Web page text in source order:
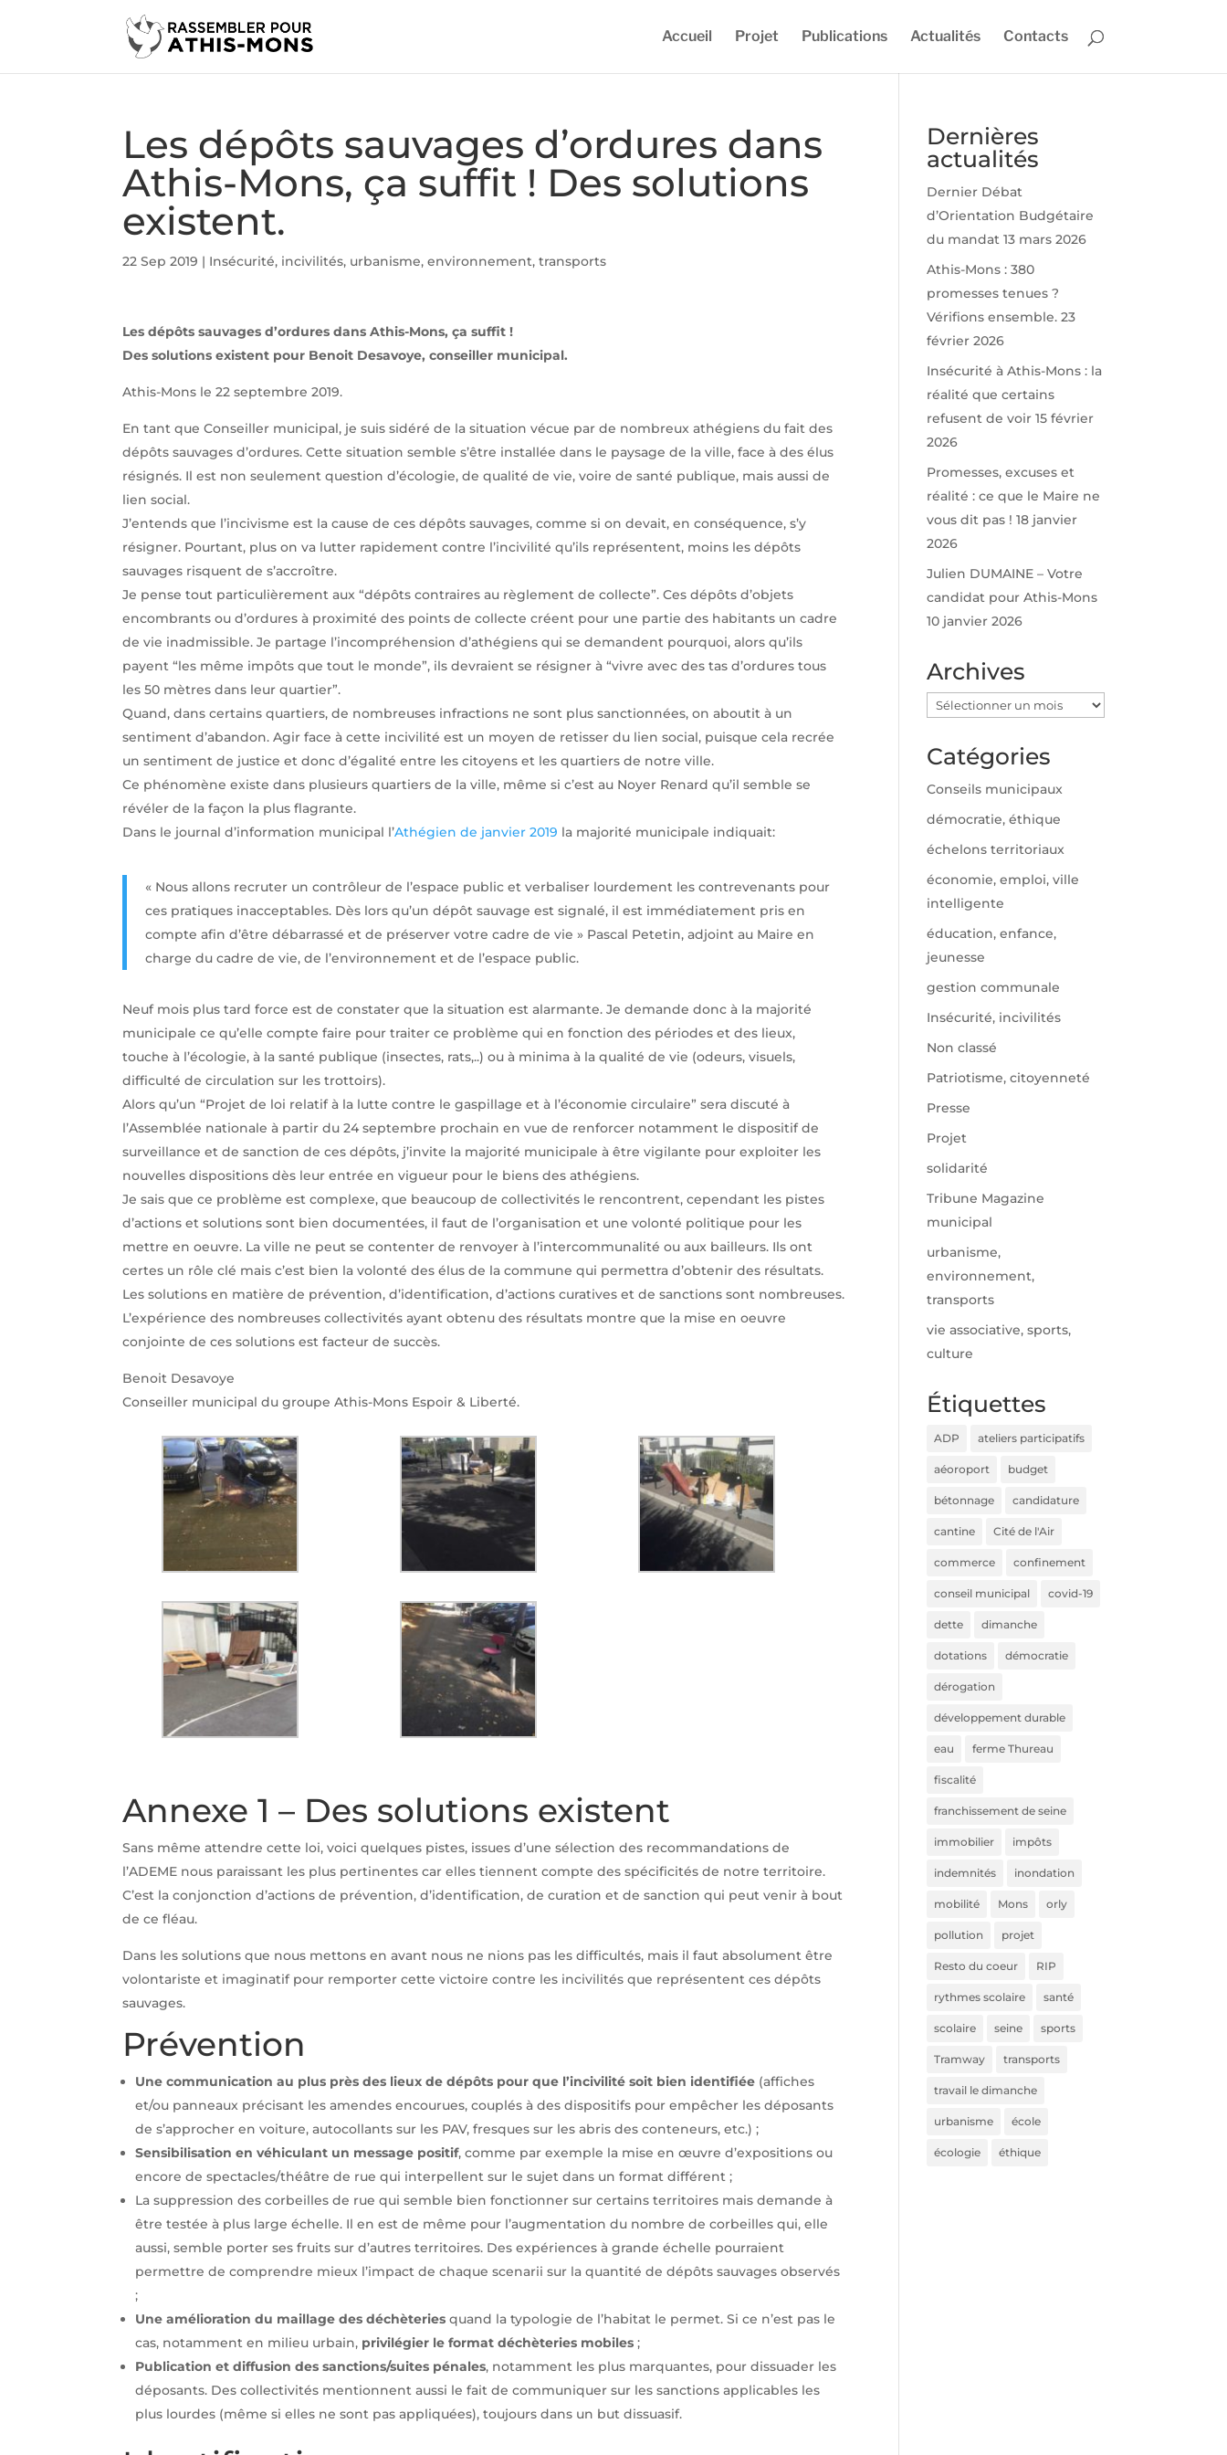
Accueil Projet Publications Actualités Contacts
Les dépôts sauvages d’ordures dans
Athis-Mons, ça suffit ! Des solutions
existent.
22 Sep 2019 | Insécurité, incivilités, urbanisme, environnement, transports
Les dépôts sauvages d’ordures dans Athis-Mons, ça suffit !
Des solutions existent pour Benoit Desavoye, conseiller municipal.
Athis-Mons le 22 septembre 2019.
En tant que Conseiller municipal, je suis sidéré de la situation vécue par de nombreux athégiens du fait des
dépôts sauvages d’ordures. Cette situation semble s’être installée dans le paysage de la ville, face à des élus
résignés. Il est non seulement question d’écologie, de qualité de vie, voire de santé publique, mais aussi de
lien social.
J’entends que l’incivisme est la cause de ces dépôts sauvages, comme si on devait, en conséquence, s’y
résigner. Pourtant, plus on va lutter rapidement contre l’incivilité qu’ils représentent, moins les dépôts
sauvages risquent de s’accroître.
Je pense tout particulièrement aux “dépôts contraires au règlement de collecte”. Ces dépôts d’objets
encombrants ou d’ordures à proximité des points de collecte créent pour une partie des habitants un cadre
de vie inadmissible. Je partage l’incompréhension d’athégiens qui se demandent pourquoi, alors qu’ils
payent “les même impôts que tout le monde”, ils devraient se résigner à “vivre avec des tas d’ordures tous
les 50 mètres dans leur quartier”.
Quand, dans certains quartiers, de nombreuses infractions ne sont plus sanctionnées, on aboutit à un
sentiment d’abandon. Agir face à cette incivilité est un moyen de retisser du lien social, puisque cela recrée
un sentiment de justice et donc d’égalité entre les citoyens et les quartiers de notre ville.
Ce phénomène existe dans plusieurs quartiers de la ville, même si c’est au Noyer Renard qu’il semble se
révéler de la façon la plus flagrante.
Dans le journal d’information municipal l’Athégien de janvier 2019 la majorité municipale indiquait:
« Nous allons recruter un contrôleur de l’espace public et verbaliser lourdement les contrevenants pour
ces pratiques inacceptables. Dès lors qu’un dépôt sauvage est signalé, il est immédiatement pris en
compte afin d’être débarrassé et de préserver votre cadre de vie » Pascal Petetin, adjoint au Maire en
charge du cadre de vie, de l’environnement et de l’espace public.
Neuf mois plus tard force est de constater que la situation est alarmante. Je demande donc à la majorité
municipale ce qu’elle compte faire pour traiter ce problème qui en fonction des périodes et des lieux,
touche à l’écologie, à la santé publique (insectes, rats,..) ou à minima à la qualité de vie (odeurs, visuels,
difficulté de circulation sur les trottoirs).
Alors qu’un “Projet de loi relatif à la lutte contre le gaspillage et à l’économie circulaire” sera discuté à
l’Assemblée nationale à partir du 24 septembre prochain en vue de renforcer notamment le dispositif de
surveillance et de sanction de ces dépôts, j’invite la majorité municipale à être vigilante pour exploiter les
nouvelles dispositions dès leur entrée en vigueur pour le biens des athégiens.
Je sais que ce problème est complexe, que beaucoup de collectivités le rencontrent, cependant les pistes
d’actions et solutions sont bien documentées, il faut de l’organisation et une volonté politique pour les
mettre en oeuvre. La ville ne peut se contenter de renvoyer à l’intercommunalité ou aux bailleurs. Ils ont
certes un rôle clé mais c’est bien la volonté des élus de la commune qui permettra d’obtenir des résultats.
Les solutions en matière de prévention, d’identification, d’actions curatives et de sanctions sont nombreuses.
L’expérience des nombreuses collectivités ayant obtenu des résultats montre que la mise en oeuvre
conjointe de ces solutions est facteur de succès.
Benoit Desavoye
Conseiller municipal du groupe Athis-Mons Espoir & Liberté.
Annexe 1 – Des solutions existent
Sans même attendre cette loi, voici quelques pistes, issues d’une sélection des recommandations de
l’ADEME nous paraissant les plus pertinentes car elles tiennent compte des spécificités de notre territoire.
C’est la conjonction d’actions de prévention, d’identification, de curation et de sanction qui peut venir à bout
de ce fléau.
Dans les solutions que nous mettons en avant nous ne nions pas les difficultés, mais il faut absolument être
volontariste et imaginatif pour remporter cette victoire contre les incivilités que représentent ces dépôts
sauvages.
Prévention
Une communication au plus près des lieux de dépôts pour que l’incivilité soit bien identifiée (affiches
et/ou panneaux précisant les amendes encourues, couplés à des dispositifs pour empêcher les déposants
de s’approcher en voiture, autocollants sur les PAV, fresques sur les abris des conteneurs, etc.) ;
Sensibilisation en véhiculant un message positif, comme par exemple la mise en œuvre d’expositions ou
encore de spectacles/théâtre de rue qui interpellent sur le sujet dans un format différent ;
La suppression des corbeilles de rue qui semble bien fonctionner sur certains territoires mais demande à
être testée à plus large échelle. Il en est de même pour l’augmentation du nombre de corbeilles qui, elle
aussi, semble porter ses fruits sur d’autres territoires. Des expériences à grande échelle pourraient
permettre de comprendre mieux l’impact de chaque scenarii sur la quantité de dépôts sauvages observés
;
Une amélioration du maillage des déchèteries quand la typologie de l’habitat le permet. Si ce n’est pas le
cas, notamment en milieu urbain, privilégier le format déchèteries mobiles ;
Publication et diffusion des sanctions/suites pénales, notamment les plus marquantes, pour dissuader les
déposants. Des collectivités mentionnent aussi le fait de communiquer sur les sanctions applicables les
plus lourdes (même si elles ne sont pas appliquées), toujours dans un but dissuasif.
Dernières
actualités
Dernier Débat
d’Orientation Budgétaire
du mandat 13 mars 2026
Athis-Mons : 380
promesses tenues ?
Vérifions ensemble. 23
février 2026
Insécurité à Athis-Mons : la
réalité que certains
refusent de voir 15 février
2026
Promesses, excuses et
réalité : ce que le Maire ne
vous dit pas ! 18 janvier
2026
Julien DUMAINE – Votre
candidat pour Athis-Mons
10 janvier 2026
Archives
Archives
Catégories
Conseils municipaux
démocratie, éthique
échelons territoriaux
économie, emploi, ville
intelligente
éducation, enfance,
jeunesse
gestion communale
Insécurité, incivilités
Non classé
Patriotisme, citoyenneté
Presse
Projet
solidarité
Tribune Magazine
municipal
urbanisme,
environnement,
transports
vie associative, sports,
culture
Étiquettes
ADP ateliers participatifs
aéoroport budget
bétonnage candidature
cantine Cité de l'Air
commerce confinement
conseil municipal covid-19
dette dimanche
dotations démocratie
dérogation
développement durable
eau ferme Thureau
fiscalité
franchissement de seine
immobilier impôts
indemnités inondation
mobilité Mons orly
pollution projet
Resto du coeur RIP
rythmes scolaire santé
scolaire seine sports
Tramway transports
travail le dimanche
urbanisme école
écologie éthique